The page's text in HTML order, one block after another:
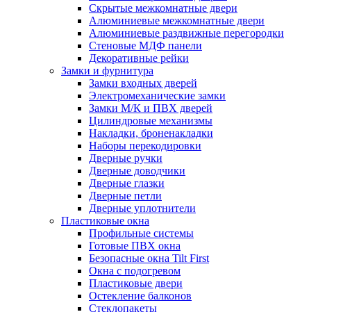
Скрытые межкомнатные двери
Алюминиевые межкомнатные двери
Алюминиевые раздвижные перегородки
Стеновые МДФ панели
Декоративные рейки
Замки и фурнитура
Замки входных дверей
Электромеханические замки
Замки М/К и ПВХ дверей
Цилиндровые механизмы
Накладки, броненакладки
Наборы перекодировки
Дверные ручки
Дверные доводчики
Дверные глазки
Дверные петли
Дверные уплотнители
Пластиковые окна
Профильные системы
Готовые ПВХ окна
Безопасные окна Tilt First
Окна с подогревом
Пластиковые двери
Остекление балконов
Стеклопакеты